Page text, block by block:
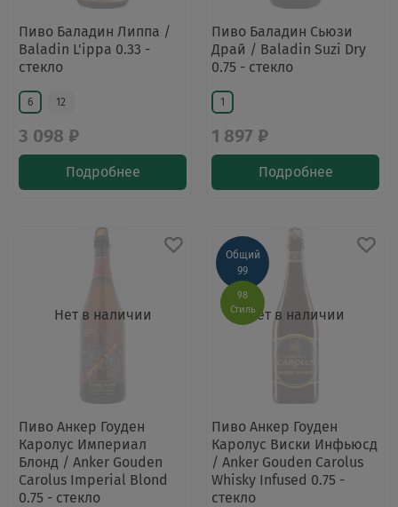
Пиво Баладин Липпа /
Baladin L'ippa 0.33 -
стекло
6 12
3 098 ₽
Подробнее
Пиво Баладин Сьюзи
Драй / Baladin Suzi Dry
0.75 - стекло
1
1 897 ₽
Подробнее
Нет в наличии
Пиво Анкер Гоуден
Каролус Империал
Блонд / Anker Gouden
Carolus Imperial Blond
0.75 - стекло
Общий
99
98
СтильНет в наличии
Пиво Анкер Гоуден
Каролус Виски Инфьюсд
/ Anker Gouden Carolus
Whisky Infused 0.75 -
стекло